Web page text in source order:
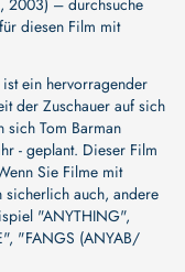
diesen Film mit
ein hervorragender
der Zuschauer auf sich
sich Tom Barman
- geplant. Dieser Film
Sie Filme mit
sicherlich auch, andere
"ANYTHING",
, "FANGS (ANYAB/